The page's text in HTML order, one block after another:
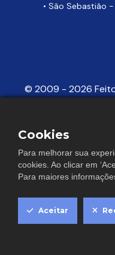
• São Sebastião
© 2009 - 2026
19/02/1998), sua reprodução
Cookies
Para melhorar sua
cookies. Ao clicar em
Para maiores
Aceitar